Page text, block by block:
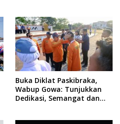
Buka Diklat Paskibraka,
Wabup Gowa: Tunjukkan
Dedikasi, Semangat dan